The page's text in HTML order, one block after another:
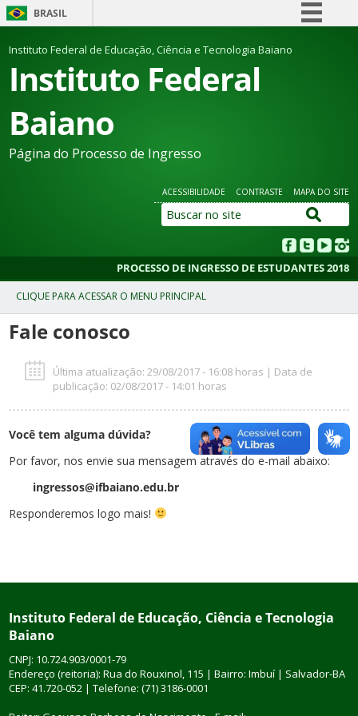
BRASIL
Comunica BR
Participe
Instituto Federal de Educação, Ciência e Tecnologia Baiano
Instituto Federal
Baiano
Página do Processo de Ingresso
ACESSIBILIDADE CONTRASTE MAPA DO SITE
PROCESSO DE INGRESSO DE ESTUDANTES 2018
Fale conosco
Última atualização: 29/08/2017 - 16:08 horas | Data de
publicação: 02/08/2017 - 14:01 horas
Você tem alguma dúvida?
Por favor, nos envie sua mensagem através do e-mail abaixo:
ingressos@ifbaiano.edu.br
Responderemos logo mais!
Instituto Federal de Educação, Ciência e Tecnologia
Baiano
CNPJ: 10.724.903/0001-79
Endereço (reitoria): Rua do Rouxinol, 115 | Bairro: Imbuí | Salvador-BA
CEP: 41.720-052 | Telefone: (71) 3186-0001